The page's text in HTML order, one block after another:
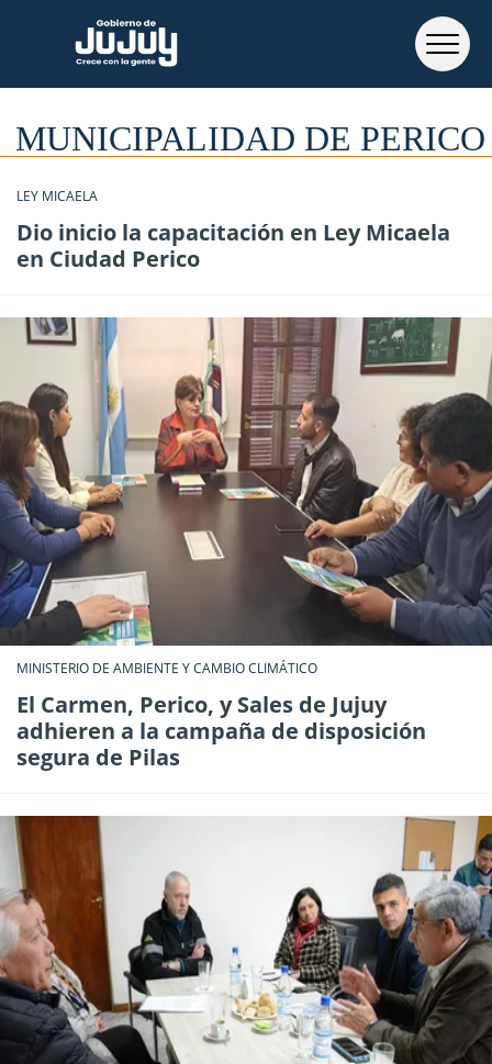
MUNICIPALIDAD DE PERICO
LEY MICAELA
Dio inicio la capacitación en Ley Micaela
en Ciudad Perico
MINISTERIO DE AMBIENTE Y CAMBIO CLIMÁTICO
El Carmen, Perico, y Sales de Jujuy
adhieren a la campaña de disposición
segura de Pilas